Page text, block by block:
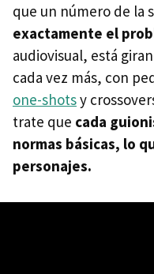
que un número de la
exactamente el
audiovisual, está
cada vez más, con
one-shotsy
trate que cada
normas básicas, lo
personajes.